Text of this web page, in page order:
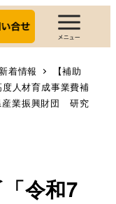
新着情報
【補助
人材育成事業費補
産業振興財団 研究
「令和7